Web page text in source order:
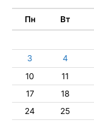
Пн Вт
3
4
10
11
17
18
24
25